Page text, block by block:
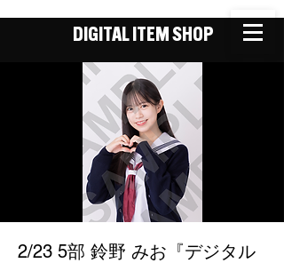
DIGITAL ITEM SHOP
2/23 5部 鈴野 みお『デジタル